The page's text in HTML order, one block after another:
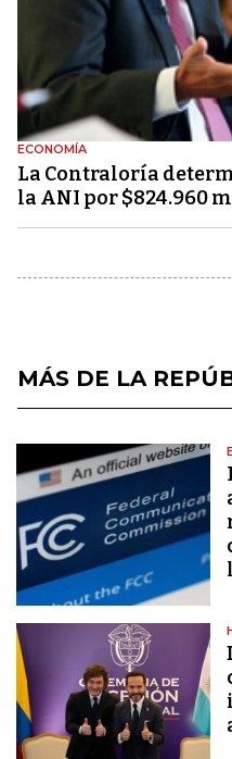
ECONOMÍA
La Contraloría
la ANI por $824.960
MÁS DE LA